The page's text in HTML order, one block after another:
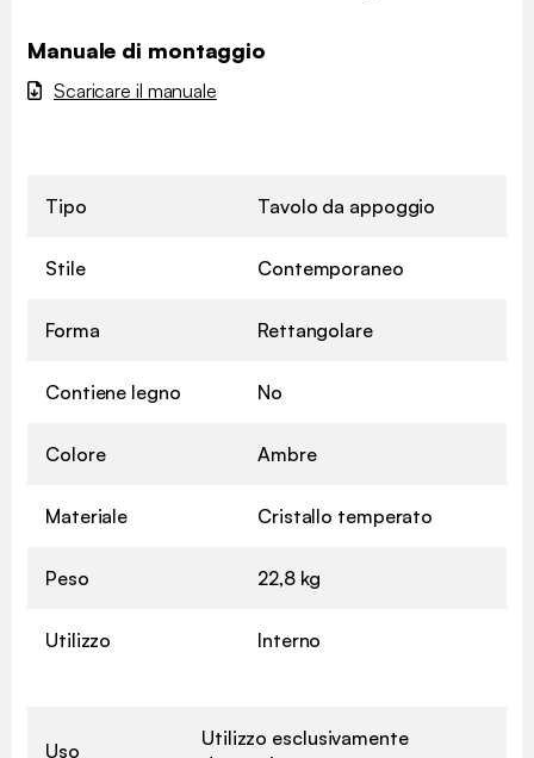
Manuale di montaggio
Scaricare il manuale
Tipo Tavolo da appoggio
Stile Contemporaneo
Forma Rettangolare
Contiene legno No
Colore Ambre
Materiale Cristallo temperato
Peso 22,8 kg
Utilizzo Interno
Uso
Utilizzo esclusivamente